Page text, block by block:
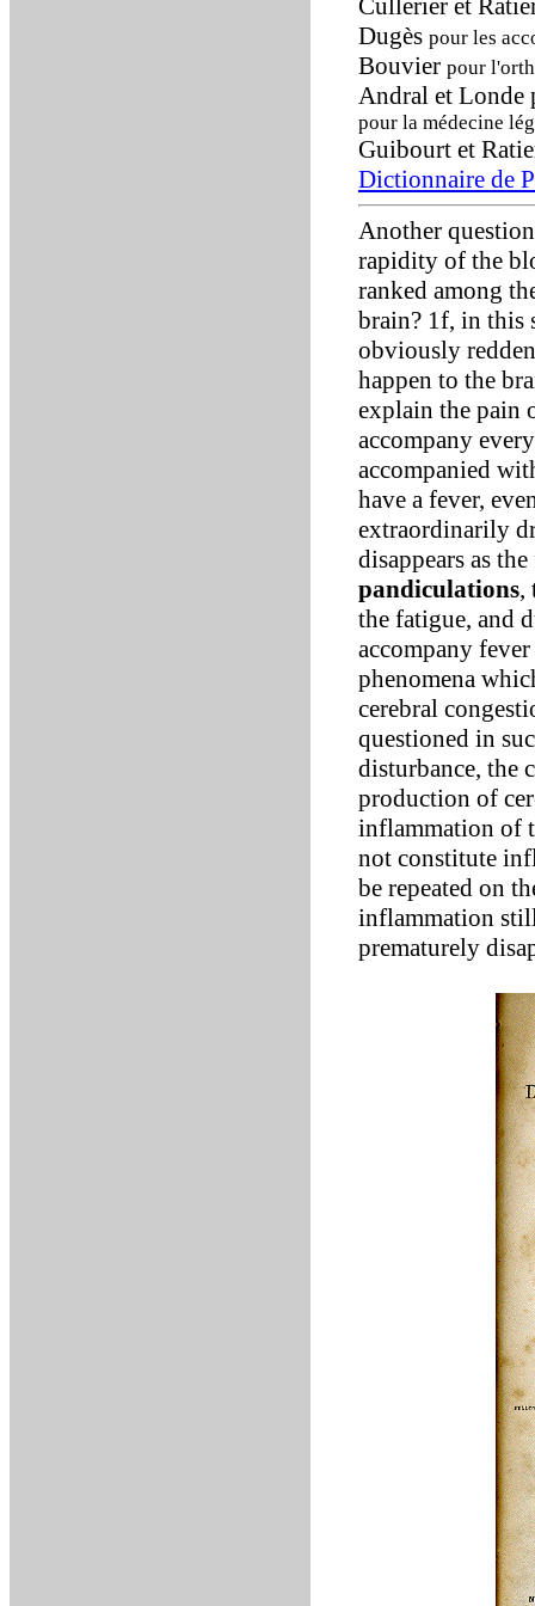
Cullerier et
Dugès pour les
Bouvier pour
Andral et Londe
pour la médecine
Guibourt et
Dictionnaire de
Another
rapidity of the
ranked among
brain? 1f, in this
obviously
happen to the
explain the pain
accompany
accompanied
have a fever,
extraordinarily
disappears as
pandiculations,
the fatigue, and
accompany
phenomena
cerebral
questioned in
disturbance, the
production of
inflammation of
not constitute
be repeated on
inflammation
prematurely